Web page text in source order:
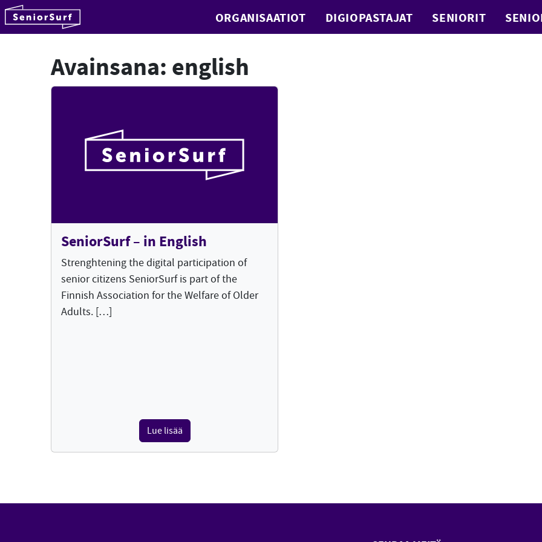
Hyppää sisältöön ORGANISAATIOT DIGIOPASTAJAT SENIORIT
Avainsana: english
SeniorSurf – in English
Strenghtening the digital participation of
senior citizens SeniorSurf is part of the
Finnish Association for the Welfare of Older
Adults. […]
Lue lisää